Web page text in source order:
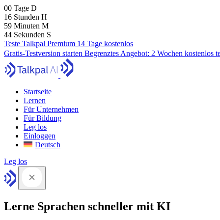
00 Tage D
16 Stunden H
59 Minuten M
43 Sekunden S
Teste Talkpal Premium 14 Tage kostenlos
Gratis-Testversion starten Begrenztes Angebot: 2 Wochen kostenlos
Startseite
Lernen
Für Unternehmen
Für Bildung
Leg los
Einloggen
Deutsch
Leg los
Lerne Sprachen schneller mit KI